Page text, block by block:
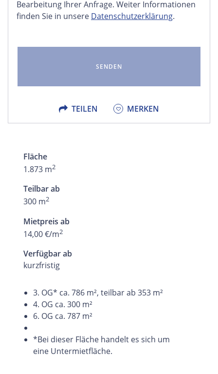
Bearbeitung Ihrer Anfrage. Weiter Informationen
finden Sie in unsere Datenschutzerklärung.
TEILEN
FACEBOOK
X
MERKEN
Fläche
1.873 m2
Teilbar ab
300 m2
Mietpreis ab
14,00 €/m2
Verfügbar ab
kurzfristig
3. OG* ca. 786 m², teilbar ab 353 m²
4. OG ca. 300 m²
6. OG ca. 787 m²
*Bei dieser Fläche handelt es sich um
eine Untermietfläche.